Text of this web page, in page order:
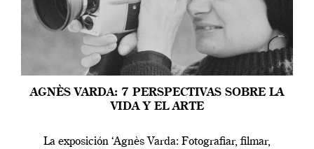
AGNÈS VARDA: 7 PERSPECTIVAS SOBRE LA
VIDA Y EL ARTE
La exposición ‘Agnès Varda: Fotografiar, filmar,